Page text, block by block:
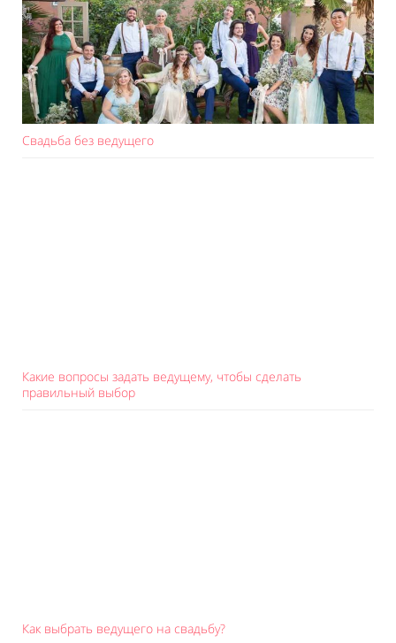
Свадьба без ведущего
Какие вопросы задать ведущему, чтобы сделать
правильный выбор
Как выбрать ведущего на свадьбу?